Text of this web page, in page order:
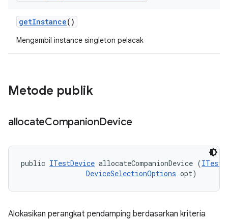
getInstance()
Mengambil instance singleton pelacak
Metode publik
allocateCompanionDevice
public ITestDevice allocateCompanionDevice (
DeviceSelectionOptions opt)
Alokasikan perangkat pendamping berdasarkan kriteria